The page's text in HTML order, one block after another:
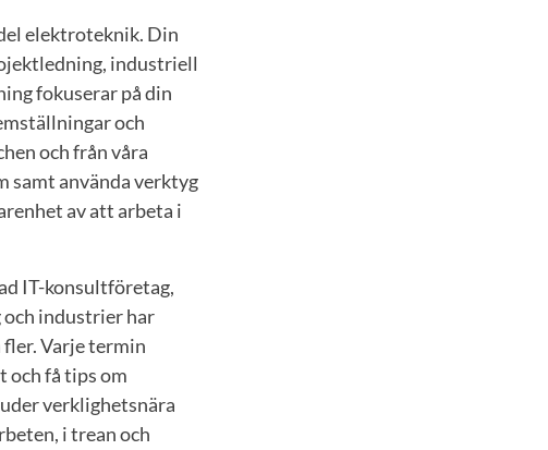
elektroteknik. Din
industriell
fokuserar på din
och
och från våra
samt använda verktyg
av att arbeta i
IT-konsultföretag,
och industrier har
Varje termin
och få tips om
verklighetsnära
i trean och